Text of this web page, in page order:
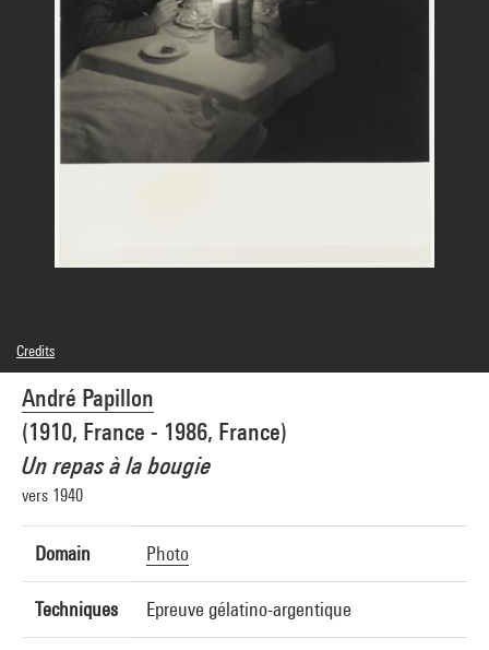
André Papillon
(1910, France - 1986, France)
Un repas à la bougie
vers 1940
Domain Photo
Techniques Epreuve gélatino-argentique
Credits
© André Papillon
Photo credits : Centre Pompidou, MNAM-CCI/Cecilia Laulanne/Dist. GrandPalaisRmn
Image reference : 4N99839
Image presentation :GrandPalaisRmnPhoto